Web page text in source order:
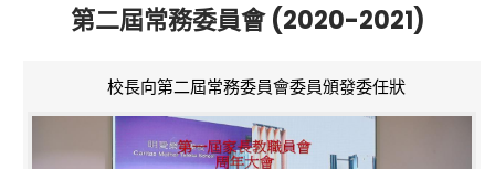
第二屆常務委員會 (2020-2021)
校長向第二屆常務委員會委員頒發委任狀